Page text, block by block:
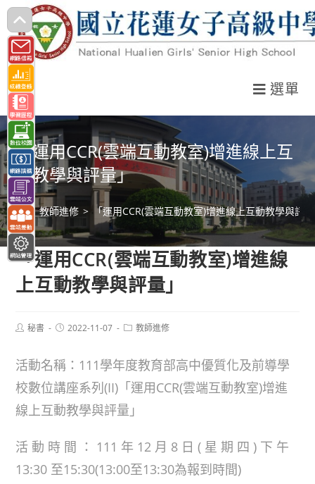
跳
轉
至
主
要
內
容
選單
「運用CCR(雲端互動教室)增進線上互
動教學與評量」
> 教師進修 > 「運用CCR(雲端互動教室)增進線上互動教學與評
「運用CCR(雲端互動教室)增進線
上互動教學與評量」
Post秘書
Post2022-11-07
Post教師進修
活動名稱：111學年度教育部高中優質化及前導學
校數位講座系列(II)「運用CCR(雲端互動教室)增進
線上互動教學與評量」
活 動 時 間 ： 111 年 12 月 8 日 ( 星 期 四 ) 下 午
13:30 至15:30(13:00至13:30為報到時間)